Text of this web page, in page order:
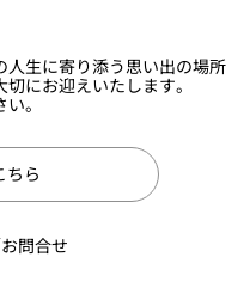
生に寄り添う思い出の場所
にお迎えいたします。
。
ちら
問合せ